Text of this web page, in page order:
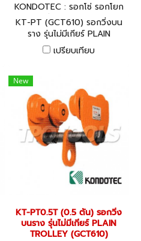
KONDOTEC : รอกโซ่ รอกโยก
รอกถ่วง KT-PT2.0T
KT-PT (GCT610) รอกวิ่งบน
ราง รุ่นไม่มีเกียร์ PLAIN
TROLLEY สินค้าจากประเทศ
ญี่ปุ่น พร้อมใบ CERTIFICATE
เปรียบเทียบ
New
KT-PT0.5T (0.5 ตัน) รอกวิ่ง
บนราง รุ่นไม่มีเกียร์ PLAIN
TROLLEY (GCT610)